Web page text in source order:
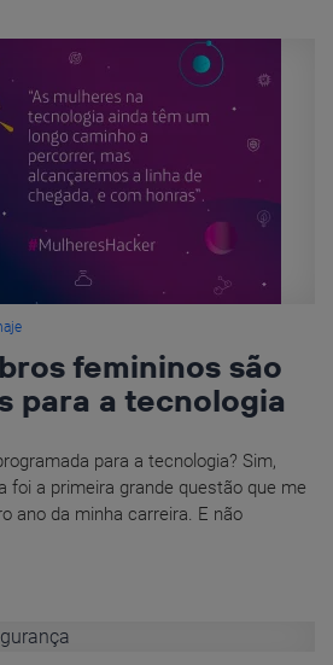
femininos são
para a tecnologia
para a tecnologia? Sim,
foi a primeira grande questão que me
ano da minha carreira. E não